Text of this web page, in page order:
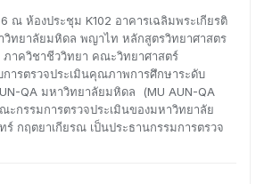
ณ ห้องประชุม K102 อาคารเฉลิมพระเกียรติ
ทยาลัยมหิดล พญาไท หลักสูตรวิทยาศาสตร
าควิชาชีววิทยา คณะวิทยาศาสตร์
ารตรวจประเมินคุณภาพการศึกษาระดับ
QA มหาวิทยาลัยมหิดล (MU AUN-QA
ะกรรมการตรวจประเมินของมหาวิทยาลัย
กฤตยาเกียรณ เป็นประธานกรรมการตรวจ